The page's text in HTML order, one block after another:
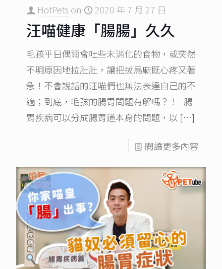
HotPets on 2020 年 7 月 27 日
汪喵健康「腸腸」久久
毛孩平日偶爾會吐些未消化的食物，或突然
不明原因地拉肚肚，讓把拔馬麻既心疼又著
急！不會說話的汪喵們也無法表達自己的不
適；到底，毛孩的腸胃問題有解嗎？！ 腸
胃疾病可以分成腸胃道本身的問題，以 […]
閱讀更多內容